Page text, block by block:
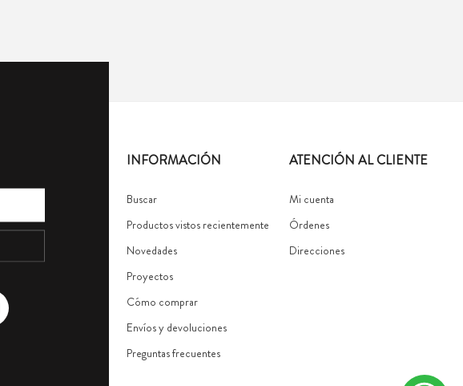
INFORMACIÓN
Buscar
Productos vistos recientemente
Novedades
Proyectos
Cómo comprar
Envíos y devoluciones
Preguntas frecuentes
ATENCIÓN AL CLIENTE
Mi cuenta
Órdenes
Direcciones